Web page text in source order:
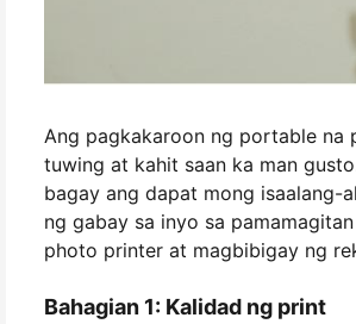
Ang pagkakaroon ng portable na
tuwing at kahit saan ka man
bagay ang dapat mong isaalang-
ng gabay sa inyo sa
photo printer at magbibigay ng
Bahagian 1: Kalidad ng print